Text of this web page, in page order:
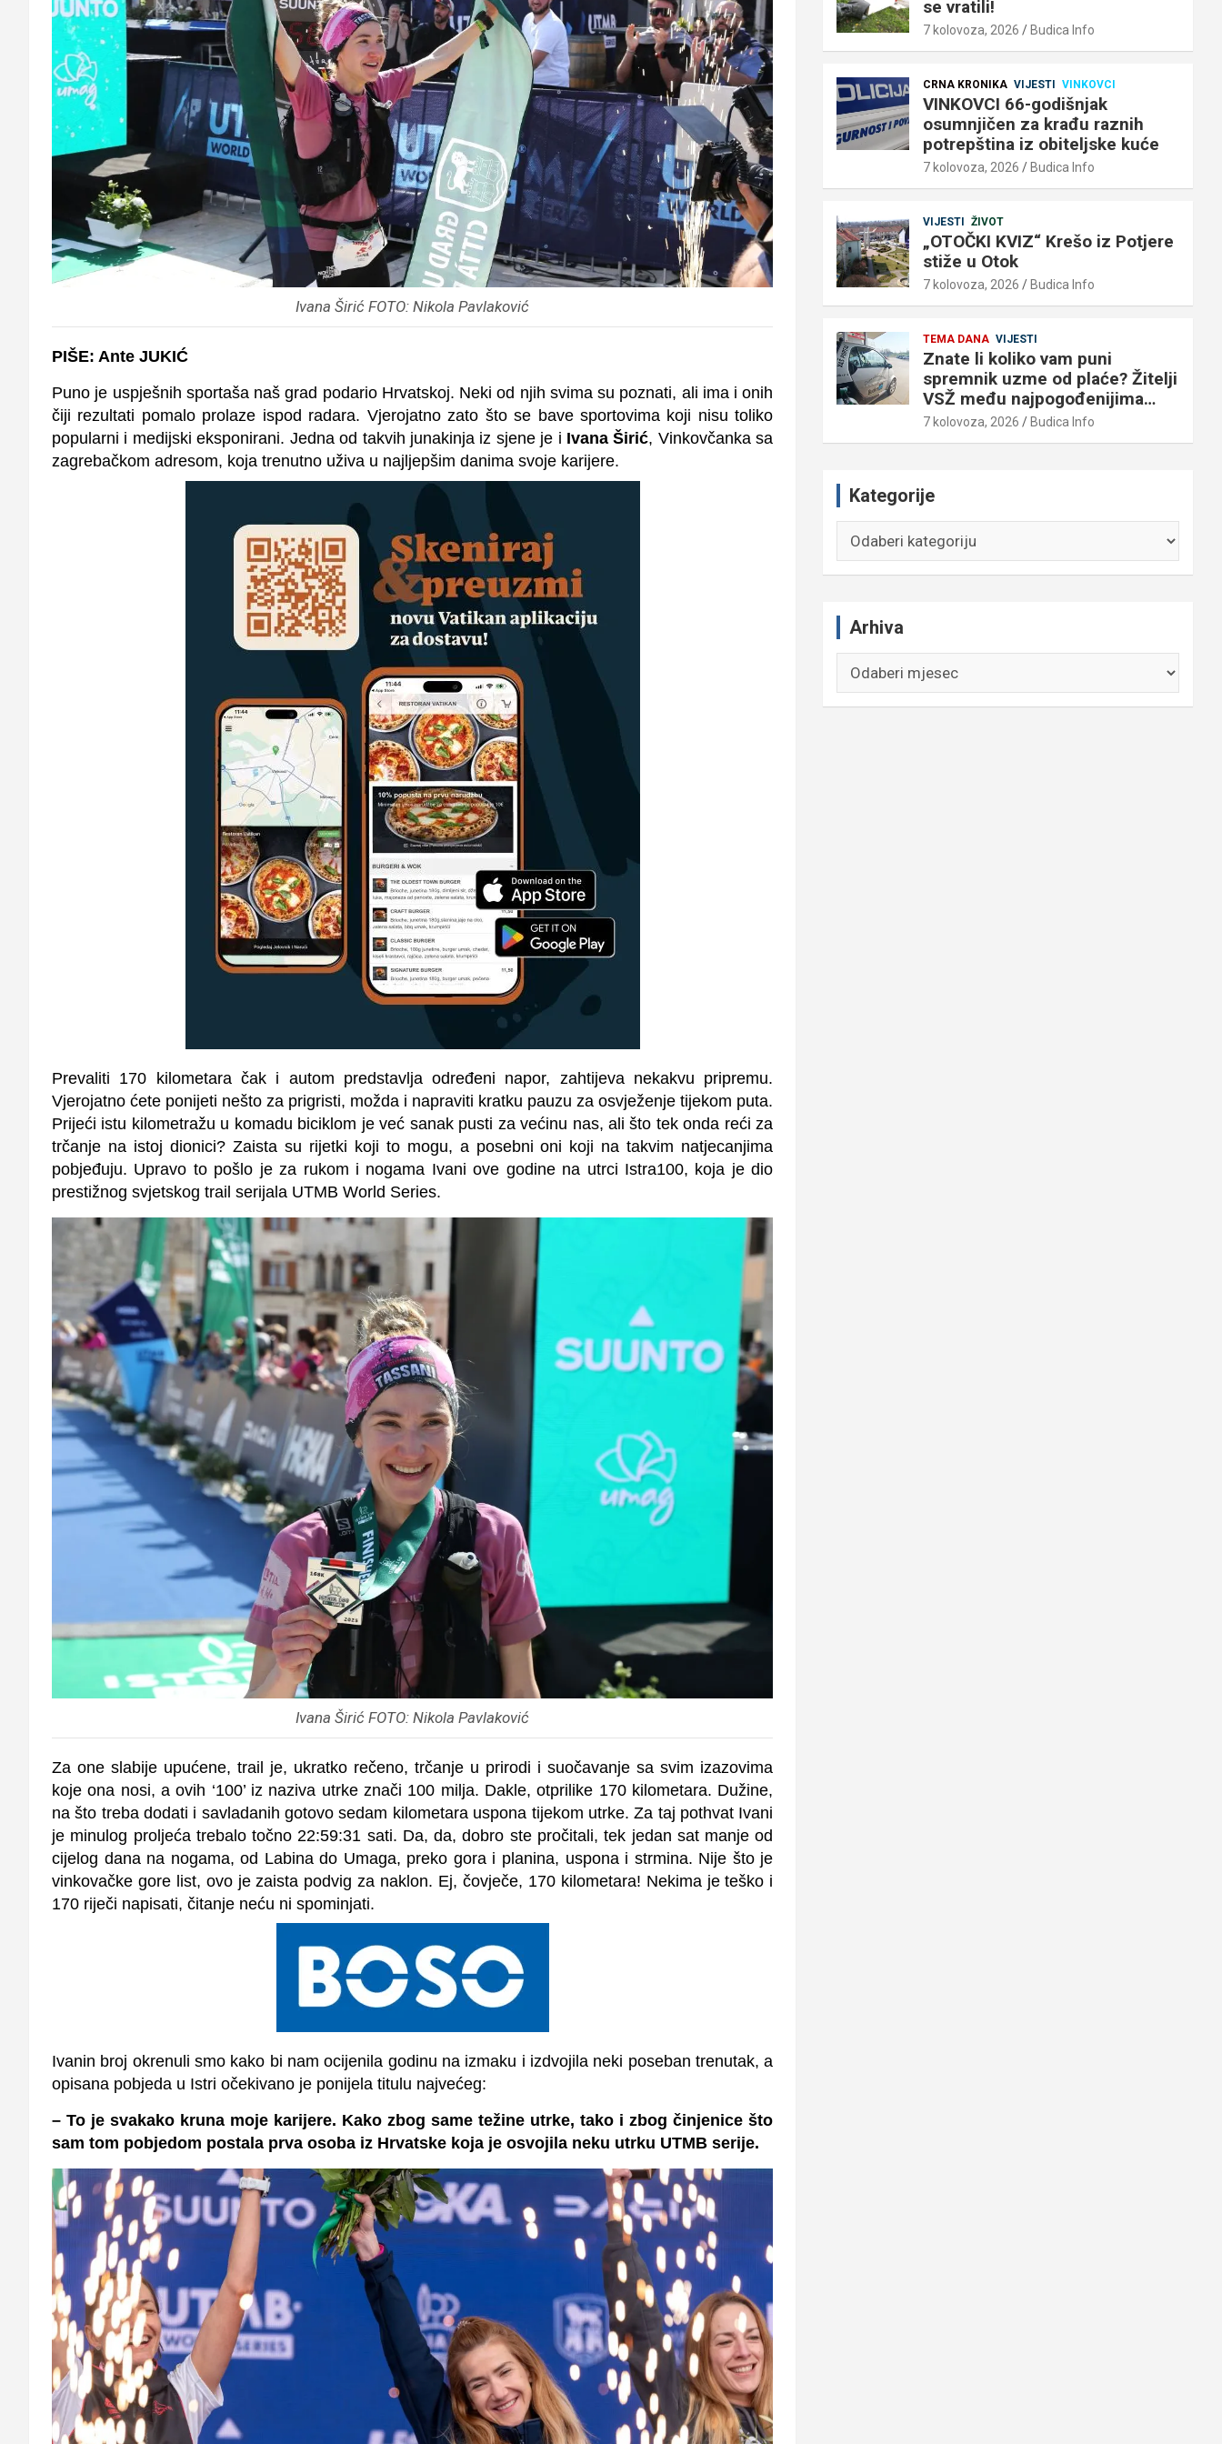
Ivana Širić FOTO: Nikola Pavlaković
PIŠE: Ante JUKIĆ
Puno je uspješnih sportaša naš grad podario Hrvatskoj. Neki od njih svima su poznati, ali ima i onih
čiji rezultati pomalo prolaze ispod radara. Vjerojatno zato što se bave sportovima koji nisu toliko
popularni i medijski eksponirani. Jedna od takvih junakinja iz sjene je i Ivana Širić, Vinkovčanka sa
zagrebačkom adresom, koja trenutno uživa u najljepšim danima svoje karijere.
Prevaliti 170 kilometara čak i autom predstavlja određeni napor, zahtijeva nekakvu pripremu.
Vjerojatno ćete ponijeti nešto za prigristi, možda i napraviti kratku pauzu za osvježenje tijekom puta.
Prijeći istu kilometražu u komadu biciklom je već sanak pusti za većinu nas, ali što tek onda reći za
trčanje na istoj dionici? Zaista su rijetki koji to mogu, a posebni oni koji na takvim natjecanjima
pobjeđuju. Upravo to pošlo je za rukom i nogama Ivani ove godine na utrci Istra100, koja je dio
prestižnog svjetskog trail serijala UTMB World Series.
Ivana Širić FOTO: Nikola Pavlaković
Za one slabije upućene, trail je, ukratko rečeno, trčanje u prirodi i suočavanje sa svim izazovima
koje ona nosi, a ovih ‘100’ iz naziva utrke znači 100 milja. Dakle, otprilike 170 kilometara. Dužine,
na što treba dodati i savladanih gotovo sedam kilometara uspona tijekom utrke. Za taj pothvat Ivani
je minulog proljeća trebalo točno 22:59:31 sati. Da, da, dobro ste pročitali, tek jedan sat manje od
cijelog dana na nogama, od Labina do Umaga, preko gora i planina, uspona i strmina. Nije što je
vinkovačke gore list, ovo je zaista podvig za naklon. Ej, čovječe, 170 kilometara! Nekima je teško i
170 riječi napisati, čitanje neću ni spominjati.
Ivanin broj okrenuli smo kako bi nam ocijenila godinu na izmaku i izdvojila neki poseban trenutak, a
opisana pobjeda u Istri očekivano je ponijela titulu najvećeg:
– To je svakako kruna moje karijere. Kako zbog same težine utrke, tako i zbog činjenice što
sam tom pobjedom postala prva osoba iz Hrvatske koja je osvojila neku utrku UTMB serije.
se vratili!
7 kolovoza, 2026 Budica Info
CRNA KRONIKA VIJESTI VINKOVCI
VINKOVCI 66-godišnjak
osumnjičen za krađu raznih
potrepština iz obiteljske kuće
7 kolovoza, 2026 Budica Info
VIJESTI ŽIVOT
„OTOČKI KVIZ“ Krešo iz Potjere
stiže u Otok
7 kolovoza, 2026 Budica Info
TEMA DANA VIJESTI
Znate li koliko vam puni
spremnik uzme od plaće? Žitelji
VSŽ među najpogođenijima…
7 kolovoza, 2026 Budica Info
Kategorije
Arhiva